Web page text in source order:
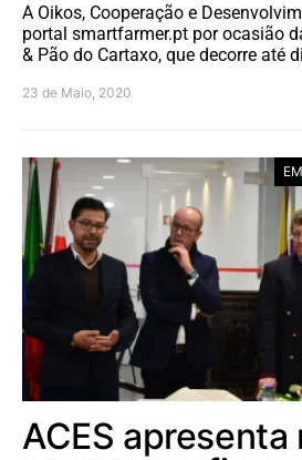
A Oikos, Cooperação e
portal smartfarmer.pt por ocasião
& Pão do Cartaxo, que decorre até
23 de Maio, 2020
ACES apresenta